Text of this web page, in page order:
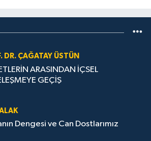
DR. ÇAĞATAY ÜSTÜN
ARASINDAN İÇSEL
GEÇİŞ
Dengesi ve Can Dostlarımız